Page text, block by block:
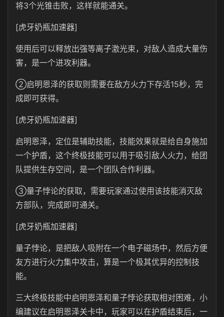
将3个光锥击败，这样就能通关。
[虎牙奶瓶加速器]
使用后可以释放出强等离子激光束，对敌人造成大量伤
害，是一个进攻利器。
②启明恩泽的获取则需要在敌方火力下存活15秒，完
成即可获得。
[虎牙奶瓶加速器]
启明恩泽，定位是辅助技能，技能效果就是给自身施加
一个护盾，这个终极技能可以用于吸引敌人火力，给团
队提供生存空间，是一个团队合作利器。
③量子悖论的获取，需要玩家通过使用该技能消灭敌
方部队，完成即可通关。
[虎牙奶瓶加速器]
量子悖论，是把敌人吸附在一个电子磁场中，然后方便
友方进行火力集中攻击，算是一个极其优异的控制技
能。
三大终极技能中启明恩泽和量子悖论获取相对困难，小
编建议在启明恩泽关卡中，玩家可以在护盾结束后，一